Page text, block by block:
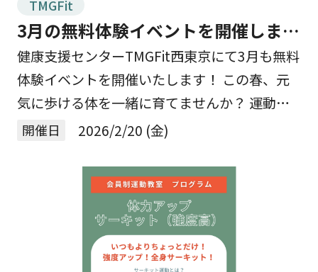
TMGFit
3月の無料体験イベントを開催しま
す！
健康支援センターTMGFit西東京にて3月も無料
体験イベントを開催いたします！ この春、元
気に歩ける体を一緒に育てませんか？ 運動習
慣をつけたい方、健康づくりを始めたい方、ぜ
開催日 2026/2/20 (金)